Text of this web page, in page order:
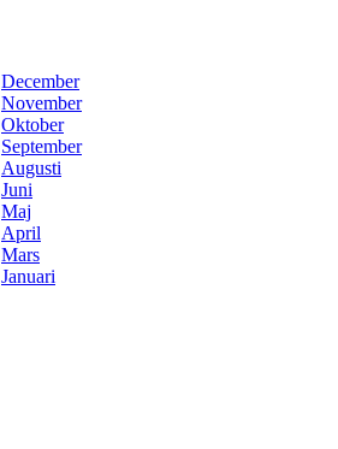
December
November
Oktober
September
Augusti
Juni
Maj
April
Mars
Januari